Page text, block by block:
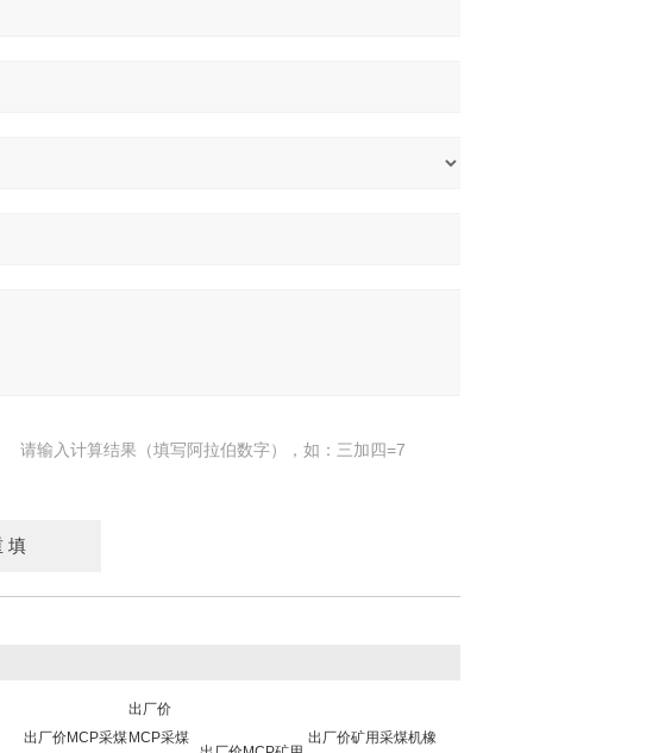
请输入计算结果（填写阿拉伯数字），如：三加四=7
出厂价MCP采煤
出厂价
MCP采煤
出厂价矿用采煤机橡